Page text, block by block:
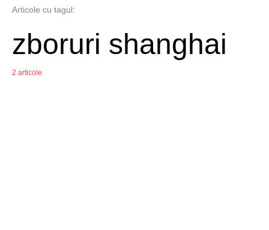
Articole cu tagul:
zboruri shanghai
2 articole